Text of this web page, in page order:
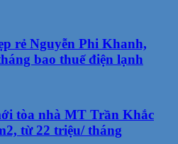
rẻ Nguyễn Phi Khanh,
bao thuế điện lạnh
tòa nhà MT Trần Khắc
từ 22 triệu/ tháng